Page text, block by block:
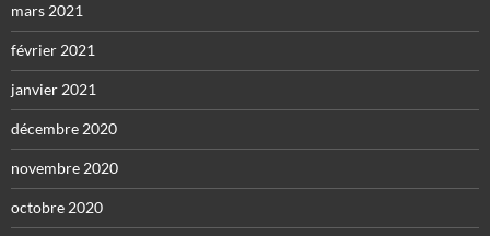
mars 2021
février 2021
janvier 2021
décembre 2020
novembre 2020
octobre 2020